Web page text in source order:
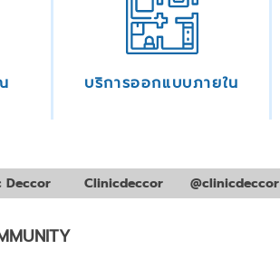
บริการออกแบบภายใน
Deccor Clinicdeccor @clinicdeccor